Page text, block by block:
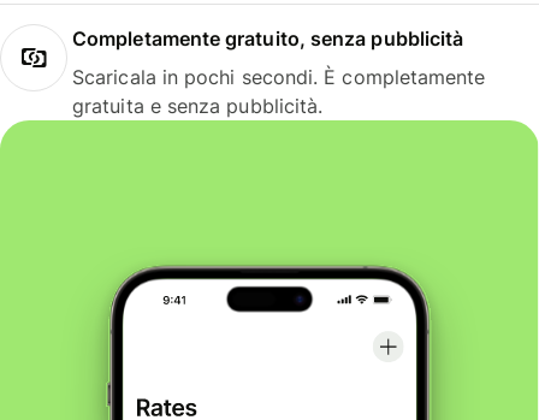
Completamente gratuito, senza pubblicità
Scaricala in pochi secondi. È completamente
gratuita e senza pubblicità.